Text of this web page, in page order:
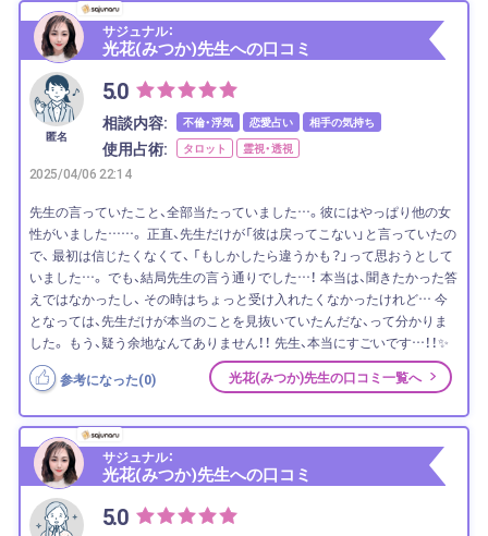
サジュナル：
光花(みつか)先生への口コミ
匿名
5.0
相談内容: 不倫・浮気 恋愛占い 相手の気持ち
使用占術: タロット 霊視・透視
2025/04/06 22:14
先生の言っていたこと、全部当たっていました…。彼にはやっぱり他の女
性がいました……。 正直、先生だけが「彼は戻ってこない」と言っていたの
で、 最初は信じたくなくて、 「もしかしたら違うかも？」って思おうとして
いました…。 でも、結局先生の言う通りでした…！ 本当は、聞きたかった答
えではなかったし、 その時はちょっと受け入れたくなかったけれど… 今
となっては、先生だけが本当のことを見抜いていたんだな、って分かりま
した。 もう、疑う余地なんてありません！！ 先生、本当にすごいです…！！✨
参考になった(0) 光花(みつか)先生の口コミ一覧へ
サジュナル：
光花(みつか)先生への口コミ
5.0